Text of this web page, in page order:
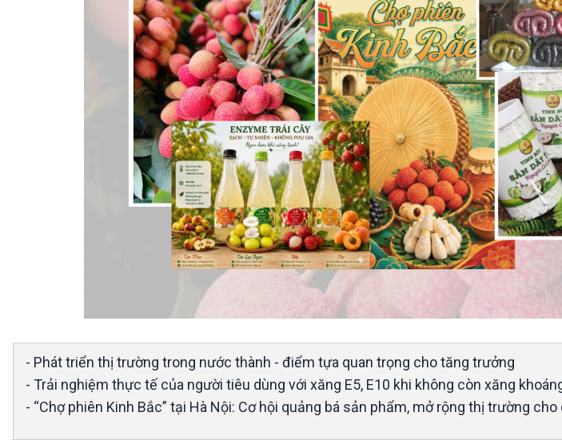
- Phát triển thị trường trong nước thành - điểm tựa quan trọng cho tăng trưởng
- Trải nghiệm thực tế của người tiêu dùng với xăng E5, E10 khi không còn xăng
- “Chợ phiên Kinh Bắc” tại Hà Nội: Cơ hội quảng bá sản phẩm, mở rộng thị trường